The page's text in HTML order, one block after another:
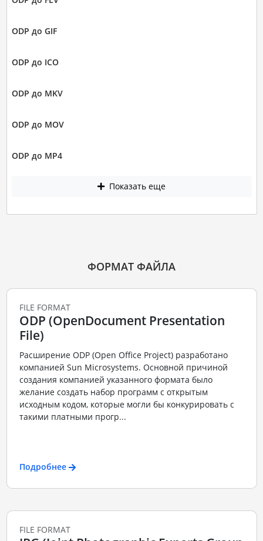
ODP до GIF
ODP до ICO
ODP до MKV
ODP до MOV
ODP до MP4
Показать еще
ФОРМАТ ФАЙЛА
FILE FORMAT
ODP (OpenDocument Presentation
File)
Расширение ODP (Open Office Project) разработано
компанией Sun Microsystems. Основной причиной
создания компанией указанного формата было
желание создать набор программ с открытым
исходным кодом, которые могли бы конкурировать с
такими платными прогр...
Подробнее
FILE FORMAT